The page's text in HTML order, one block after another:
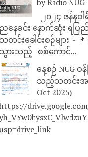
by Radio NUG
၂၀၂၄ ဇန်န
ညနေခင်း နောက်ဆုံး ရပြ
သတင်းခေါင်းစဉ်များ -
သွားသည့် စစ်ကောင်...
နေ့စဉ် NUG ဝ
သည့်သတင်းအခ
Oct 2025)
https://
usp=drive_link